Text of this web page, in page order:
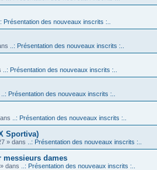
..: Présentation des nouveaux inscrits :..
..: Présentation des nouveaux inscrits :..
..: Présentation des nouveaux inscrits :..
..: Présentation des nouveaux inscrits :..
..: Présentation des nouveaux inscrits :..
Sportiva)
» dans ..: Présentation des nouveaux inscrits :..
dames
dans ..: Présentation des nouveaux inscrits :..